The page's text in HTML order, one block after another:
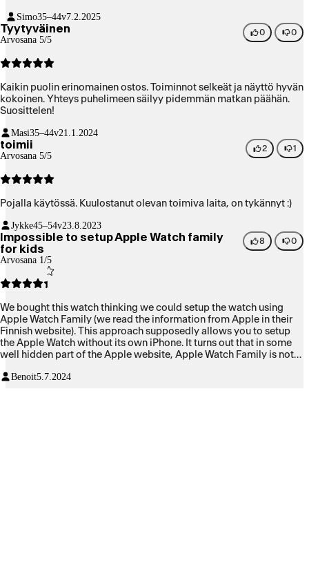
Simo35–44v7.2.2025
Tyytyväinen
Arvosana 5/5
0 0
Kaikin puolin erinomainen ostos. Toiminnot selkeät ja näyttö hyvän
kokoinen. Yhteys puhelimeen säilyy pidemmän matkan päähän.
Suosittelen!
Masi35–44v21.1.2024
toimii
Arvosana 5/5
2 1
Pojalla käytössä. Kuulostanut olevan toimiva laita, on tykännyt :)
Jykke45–54v23.8.2023
Impossible to setup Apple Watch family
for kids
Arvosana 1/5
8 0
We bought this watch thinking we could setup the watch using
Apple Watch Family (we read the information from Apple in their
Finnish website). This approach supposedly allows you to setup
the Apple Watch without its own iPhone. It turns out that in some
well hidden part of the Apple website, Apple Watch Family is not
pages describing this service? I do not know. We contacted apple,
Benoit5.7.2024